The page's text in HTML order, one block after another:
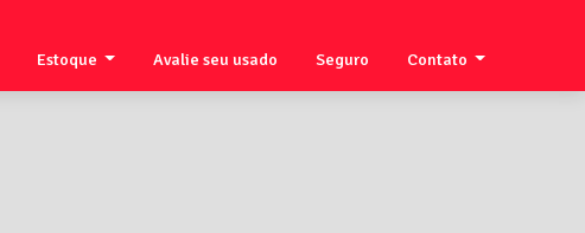
Estoque Avalie seu usado Seguro Contato